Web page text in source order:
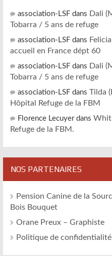
association-LSF dans Dali
Tobarra / 5 ans de refuge
association-LSF dans
accueil en France dépt 60
association-LSF dans Dali
Tobarra / 5 ans de refuge
association-LSF dans Tilda
Hôpital Refuge de la FBM
Florence Lecuyerdans
Refuge de la FBM.
NOS PARTENAIRES
Pension Canine de la
Bois Bouquet
Orane Preux – Graphiste
Politique de confidentialité